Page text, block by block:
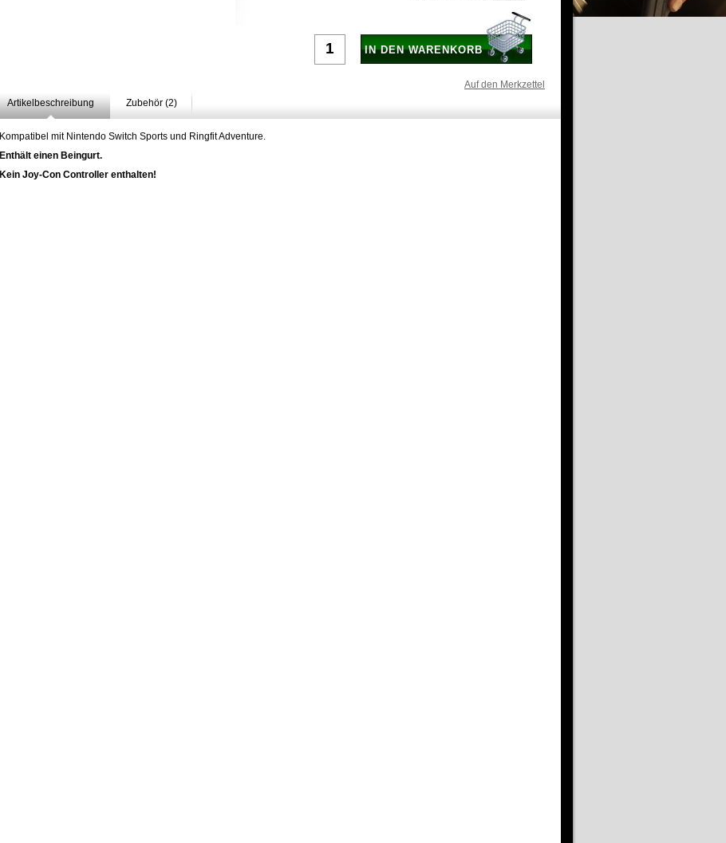
IN DEN WARENKORB
Auf den Merkzettel
Artikelbeschreibung
Zubehör (2)
Kompatibel mit Nintendo Switch Sports und Ringfit Adventure.
Enthält einen Beingurt.
Kein Joy-Con Controller enthalten!